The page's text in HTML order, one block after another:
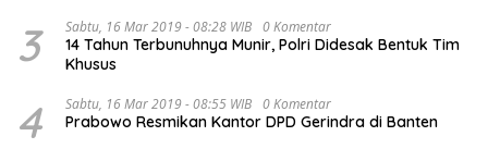
3 Sabtu, 16 Mar 2019 - 08:28 WIB 0 Komentar
14 Tahun Terbunuhnya Munir, Polri Didesak Bentuk Tim
Khusus
4 Sabtu, 16 Mar 2019 - 08:55 WIB 0 Komentar
Prabowo Resmikan Kantor DPD Gerindra di Banten